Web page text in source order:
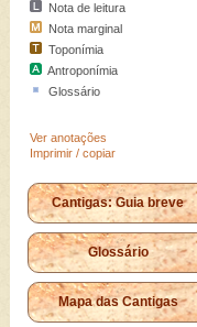
Nota de leitura
Nota marginal
Toponímia
Antroponímia
Glossário
Ver anotações
Imprimir / copiar
Cantigas: Guia breve
Glossário
Mapa das Cantigas